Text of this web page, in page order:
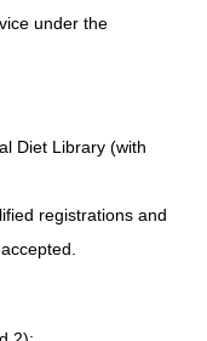
under the
Diet Library (with
registrations and